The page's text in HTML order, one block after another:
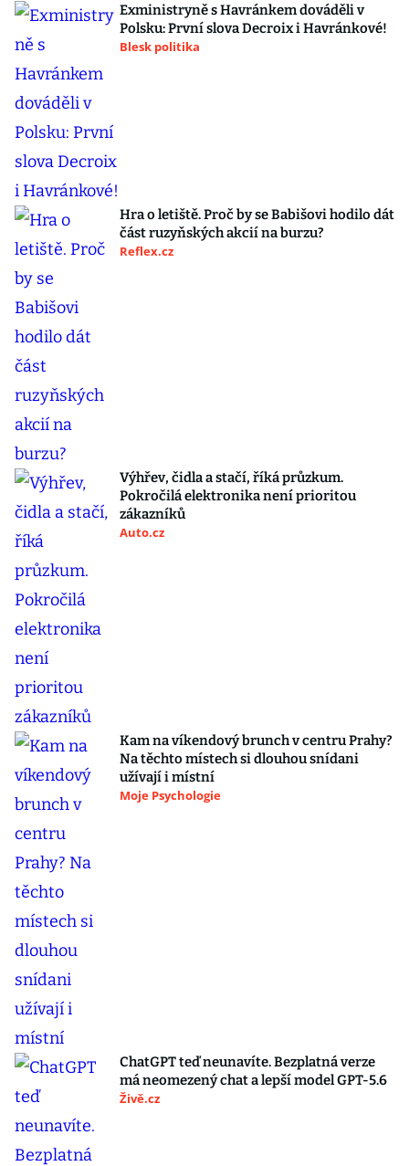
Exministryně s Havránkem dováděli v
Polsku: První slova Decroix i Havránkové!
Blesk politika
Hra o letiště. Proč by se Babišovi hodilo dát
část ruzyňských akcií na burzu?
Reflex.cz
Výhřev, čidla a stačí, říká průzkum.
Pokročilá elektronika není prioritou
zákazníků
Auto.cz
Kam na víkendový brunch v centru Prahy?
Na těchto místech si dlouhou snídani
užívají i místní
Moje Psychologie
ChatGPT teď neunavíte. Bezplatná verze
má neomezený chat a lepší model GPT-5.6
Živě.cz